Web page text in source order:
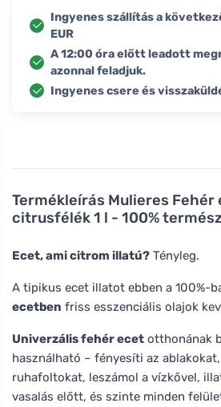
Termékleírás Mulieres Fehér
citrusfélék 1 l - 100%
Ecet, ami citrom illatú? Tényleg.
A tipikus ecet illatot ebben a 100%-
ecetben friss esszenciális olajok
Univerzális fehér ecet otthonának
használható – fényesíti az
ruhafoltokat, leszámol a vízkővel,
vasalás előtt, és szinte minden
Ingyenes szállítás a
EUR
A 12:00 óra előtt leadott
azonnal feladjuk.
Ingyenes csere és